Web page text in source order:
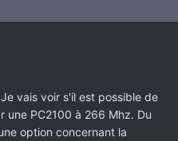
vais voir s'il est possible de
une PC2100 à 266 Mhz. Du
option concernant la